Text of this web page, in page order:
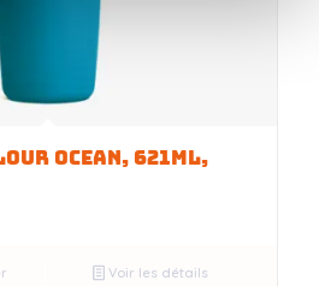
OCEAN, 621ML,
Voir les détails